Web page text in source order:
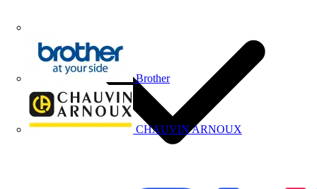
Brother
CHAUVIN ARNOUX